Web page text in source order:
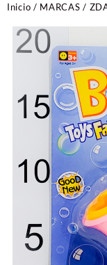
Inicio / MARCAS /